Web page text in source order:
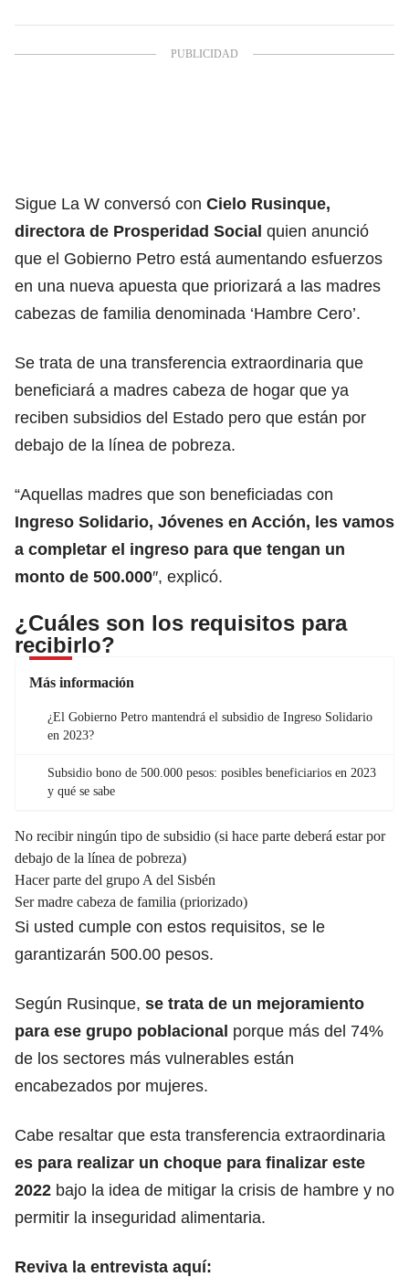
Sigue La W conversó con Cielo Rusinque,
directora de Prosperidad Social quien anunció
que el Gobierno Petro está aumentando esfuerzos
en una nueva apuesta que priorizará a las madres
cabezas de familia denominada ‘Hambre Cero’.
Se trata de una transferencia extraordinaria que
beneficiará a madres cabeza de hogar que ya
reciben subsidios del Estado pero que están por
debajo de la línea de pobreza.
“Aquellas madres que son beneficiadas con
Ingreso Solidario, Jóvenes en Acción, les vamos
a completar el ingreso para que tengan un
monto de 500.000″, explicó.
¿Cuáles son los requisitos para
recibirlo?
Más información
¿El Gobierno Petro mantendrá el subsidio de Ingreso Solidario
en 2023?
Subsidio bono de 500.000 pesos: posibles beneficiarios en 2023
y qué se sabe
No recibir ningún tipo de subsidio (si hace parte deberá estar por
debajo de la línea de pobreza)
Hacer parte del grupo A del Sisbén
Ser madre cabeza de familia (priorizado)
Si usted cumple con estos requisitos, se le
garantizarán 500.00 pesos.
Según Rusinque, se trata de un mejoramiento
para ese grupo poblacional porque más del 74%
de los sectores más vulnerables están
encabezados por mujeres.
Cabe resaltar que esta transferencia extraordinaria
es para realizar un choque para finalizar este
2022 bajo la idea de mitigar la crisis de hambre y no
permitir la inseguridad alimentaria.
Reviva la entrevista aquí: